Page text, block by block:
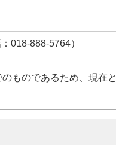
018-888-5764）
ものであるため、現在